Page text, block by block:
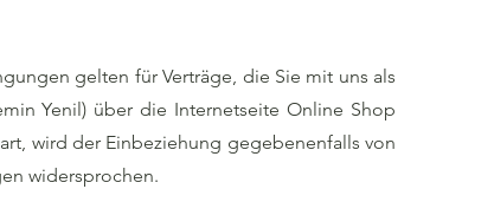
gelten für Verträge, die Sie mit uns als
Yenil) über die Internetseite Online Shop
wird der Einbeziehung gegebenenfalls von
widersprochen.